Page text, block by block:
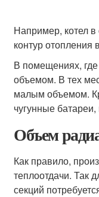
Например, котел в
контур отопления
В помещениях,
объемом. В тех
малым объемом.
чугунные
Объем
Как правило,
теплоотдачи. Так
секций